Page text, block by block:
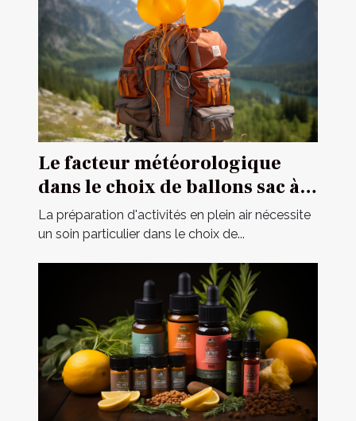
Le facteur météorologique
dans le choix de ballons sac à
dos pour des opérations
extérieures
La préparation d'activités en plein air nécessite
un soin particulier dans le choix de...